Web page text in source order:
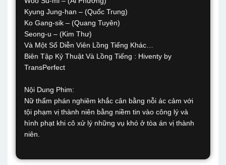
Kyung Jung-han – (Quốc Trung)
Ko Gang-sik – (Quang Tuyên)
Seong-u – (Kim Thư)
Và Một Số Diễn Viên Lồng Tiếng Khác…
Biên Tập Kỷ Thuật Và Lồng Tiếng : Hiventy by
TransPerfect
Nội Dung Phim:
Nữ thẩm phán nghiêm khắc cân bằng nỗi ác cảm với
tội phạm vị thành niên bằng niềm tin vào công lý và
hình phạt khi cô xử lý những vụ khó ở tòa án vị thành
niên.